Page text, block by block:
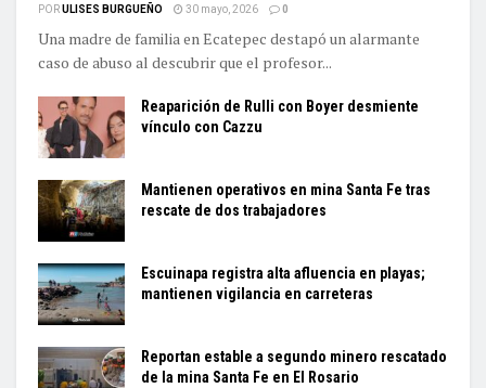
PORULISES BURGUEÑO 30 mayo, 2026 0
Una madre de familia en Ecatepec destapó un alarmante
caso de abuso al descubrir que el profesor...
Reaparición de Rulli con Boyer desmiente
vínculo con Cazzu
Mantienen operativos en mina Santa Fe tras
rescate de dos trabajadores
Escuinapa registra alta afluencia en playas;
mantienen vigilancia en carreteras
Reportan estable a segundo minero rescatado
de la mina Santa Fe en El Rosario